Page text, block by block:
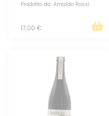
Prodotto da: Arnaldo Rossi
17,00 €